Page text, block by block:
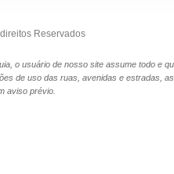
Reservados
o usuário de nosso site assume todo e
de uso das ruas, avenidas e estradas,
aviso prévio.